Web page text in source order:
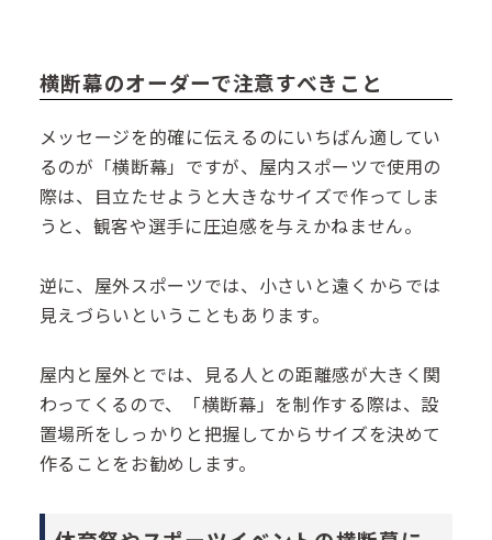
横断幕のオーダーで注意すべきこと
メッセージを的確に伝えるのにいちばん適してい
るのが「横断幕」ですが、屋内スポーツで使用の
際は、目立たせようと大きなサイズで作ってしま
うと、観客や選手に圧迫感を与えかねません。
逆に、屋外スポーツでは、小さいと遠くからでは
見えづらいということもあります。
屋内と屋外とでは、見る人との距離感が大きく関
わってくるので、「横断幕」を制作する際は、設
置場所をしっかりと把握してからサイズを決めて
作ることをお勧めします。